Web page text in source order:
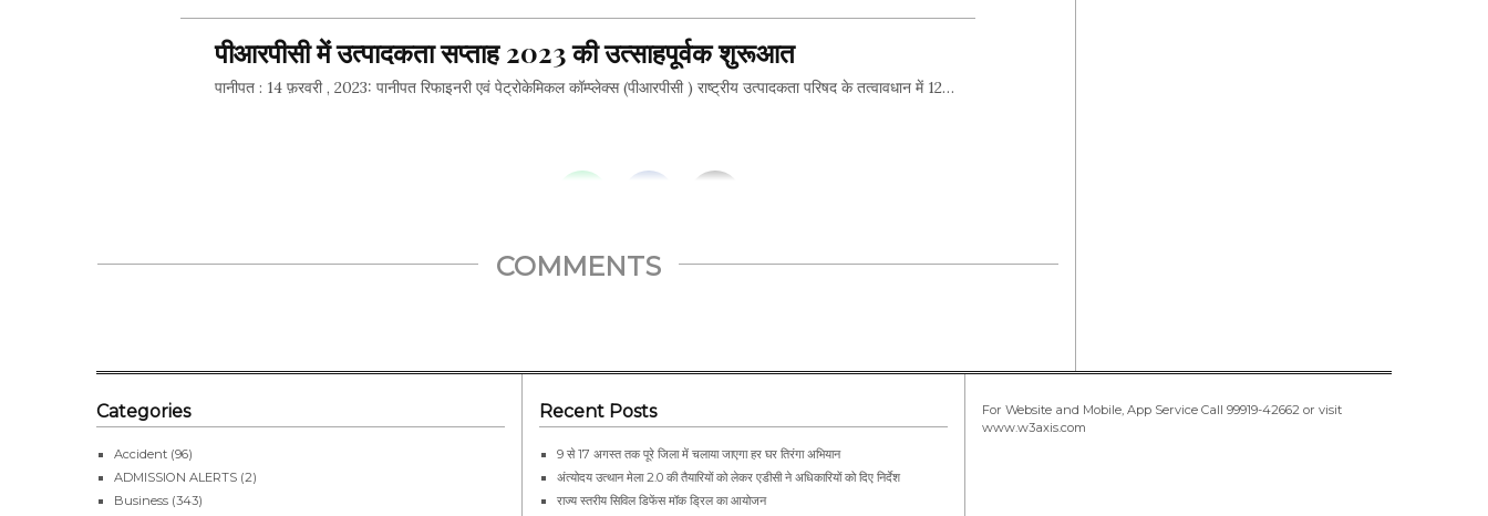
पीआरपीसी में उत्पादकता सप्ताह 2023 की उत्साहपूर्वक शुरूआत
पानीपत : 14 फ़रवरी , 2023: पानीपत रिफाइनरी एवं पेट्रोकेमिकल कॉम्प्लेक्स (पीआरपीसी ) राष्ट्रीय उत्पादकता परिषद के तत्वावधान में 12…
COMMENTS
Categories
Accident (96)
ADMISSION ALERTS (2)
Business (343)
Recent Posts
9 से 17 अगस्त तक पूरे जिला में चलाया जाएगा हर घर तिरंगा अभियान
अंत्योदय उत्थान मेला 2.0 की तैयारियों को लेकर एडीसी ने अधिकारियों को दिए निर्देश
राज्य स्तरीय सिविल डिफेंस मॉक ड्रिल का आयोजन
For Website and Mobile, App Service Call 99919-42662 or visit
www.w3axis.com